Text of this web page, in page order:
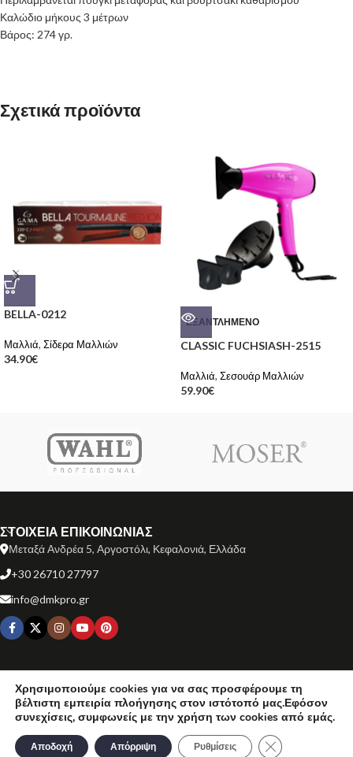
Καλώδιο μήκους 3 μέτρων
Βάρος: 274 γρ.
Σχετικά προϊόντα
BELLA-0212
Μαλλιά, Σίδερα Μαλλιών
34.90€
ΕΞΑΝΤΛΗΜΈΝΟ
CLASSIC FUCHSIASH-2515
Μαλλιά, Σεσουάρ Μαλλιών
59.90€
ΣΤΟΙΧΕΙΑ ΕΠΙΚΟΙΝΩΝΙΑΣ
Μεταξά Ανδρέα 5, Αργοστόλι, Κεφαλονιά, Ελλάδα
+30 26710 27797
info@dmkpro.gr
ΧΡΗΣΙΜΟΙ ΣΥΝΔΕΣΜΟΙ
ΜΑΡΚΕΣ ΠΡΟΪΟΝΤΩΝ
Χρησιμοποιούμε cookies για να σας προσφέρουμε τη
βέλτιστη εμπειρία πλοήγησης στον ιστότοπό μας.Εφόσον
συνεχίσεις, συμφωνείς με την χρήση των cookies από εμάς.
Αποδοχή Απόρριψη Ρυθμίσεις Κλείσιμο του